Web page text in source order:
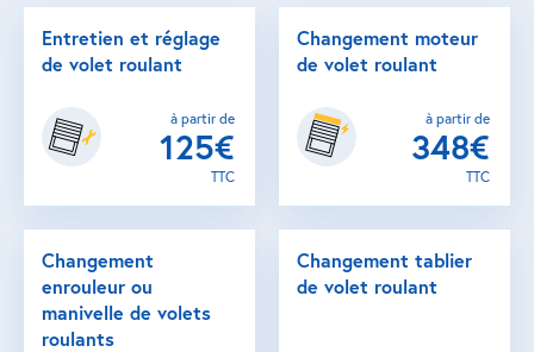
Entretien et réglage
de volet roulant
à partir de
125€
TTC
Changement moteur
de volet roulant
à partir de
348€
TTC
Changement
enrouleur ou
manivelle de volets
roulants
Changement tablier
de volet roulant